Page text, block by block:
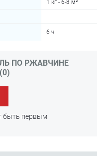
1 кг - 6-8 м²
6 ч
ПО РЖАВЧИНЕ
быть первым